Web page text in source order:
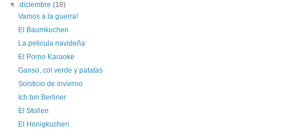
▼diciembre(18)
Vamos a la guerra!
El Baumkuchen
La pelicula navideña
El Porno Karaoke
Ganso, col verde y patatas
Solsticio de invierno
Ich bin Berliner
El Stollen
El Honigkuchen